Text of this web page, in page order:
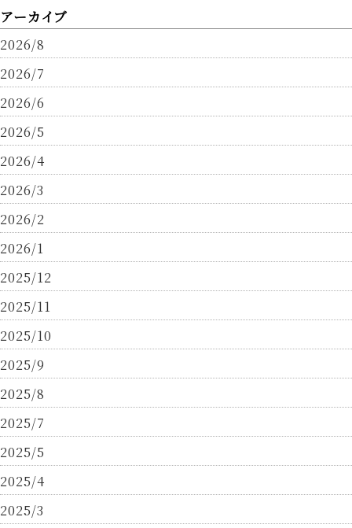
アーカイブ
2026/8
2026/7
2026/6
2026/5
2026/4
2026/3
2026/2
2026/1
2025/12
2025/11
2025/10
2025/9
2025/8
2025/7
2025/5
2025/4
2025/3